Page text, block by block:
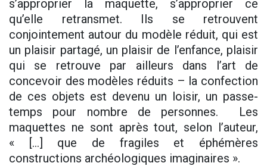
s’approprier la maquette, s’approprier ce
qu’elle retransmet. Ils se retrouvent
conjointement autour du modèle réduit, qui est
un plaisir partagé, un plaisir de l’enfance, plaisir
qui se retrouve par ailleurs dans l’art de
concevoir des modèles réduits – la confection
de ces objets est devenu un loisir, un passe-
temps pour nombre de personnes. Les
maquettes ne sont après tout, selon l’auteur,
« […] que de fragiles et éphémères
constructions archéologiques imaginaires ».